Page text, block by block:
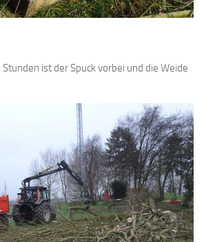
ist der Spuck vorbei und die Weide